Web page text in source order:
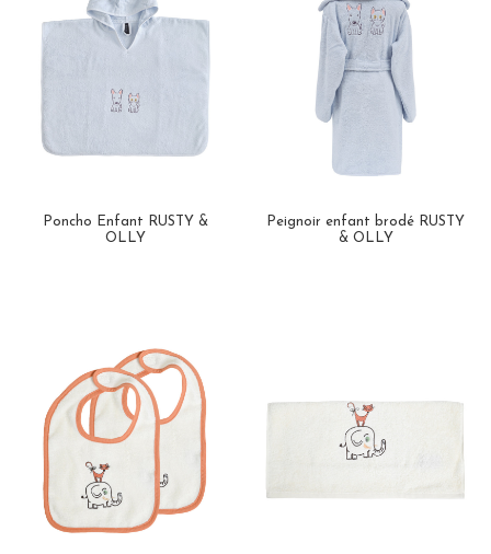
Poncho Enfant RUSTY &
OLLY
Peignoir enfant brodé RUSTY
& OLLY